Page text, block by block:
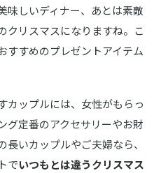
味しいディナー、あとは素敵
クリスマスになりますね。こ
すすめのプレゼントアイテム
カップルには、女性がもらっ
グ定番のアクセサリーやお財
いカップルやご夫婦なら、
でいつもとは違うクリスマス